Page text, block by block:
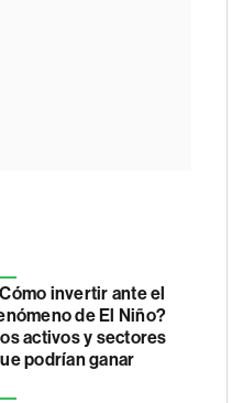
invertir ante el
de El Niño?
activos y sectores
podrían ganar